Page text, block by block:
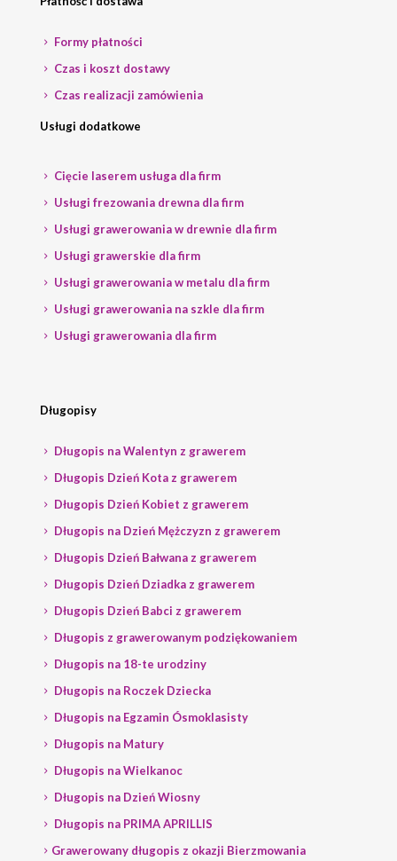
Formy płatności
Czas i koszt dostawy
Czas realizacji zamówienia
Usługi dodatkowe
Cięcie laserem usługa dla firm
Usługi frezowania drewna dla firm
Usługi grawerowania w drewnie dla firm
Usługi grawerskie dla firm
Usługi grawerowania w metalu dla firm
Usługi grawerowania na szkle dla firm
Usługi grawerowania dla firm
Długopisy
Długopis na Walentyn z grawerem
Długopis Dzień Kota z grawerem
Długopis Dzień Kobiet z grawerem
Długopis na Dzień Mężczyzn z grawerem
Długopis Dzień Bałwana z grawerem
Długopis Dzień Dziadka z grawerem
Długopis Dzień Babci z grawerem
Długopis z grawerowanym podziękowaniem
Długopis na 18-te urodziny
Długopis na Roczek Dziecka
Długopis na Egzamin Ósmoklasisty
Długopis na Matury
Długopis na Wielkanoc
Długopis na Dzień Wiosny
Długopis na PRIMA APRILLIS
Grawerowany długopis z okazji Bierzmowania